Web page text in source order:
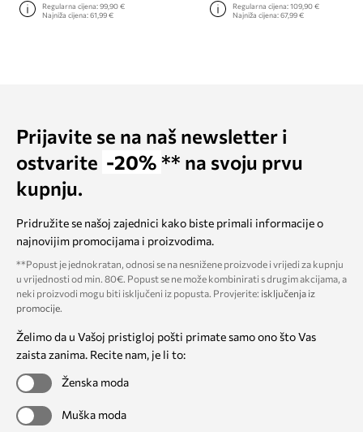
Regularna cijena:99,90 €
Najniža cijena:61,99 €
Regularna cijena: 109,90 €
Najniža cijena: 67,99 €
Prijavite se na naš newsletter i
ostvarite -20% ** na svoju prvu
kupnju.
Pridružite se našoj zajednici kako biste primali informacije o
najnovijim promocijama i proizvodima.
**Popust je jednokratan, odnosi se na nesnižene proizvode i vrijedi za kupnju
u vrijednosti od min. 80€. Popust se ne može kombinirati s drugim akcijama, a
neki proizvodi mogu biti isključeni iz popusta. Provjerite: isključenja iz
promocije.
Želimo da u Vašoj pristigloj pošti primate samo ono što Vas
zaista zanima. Recite nam, je li to:
Ženska moda
Muška moda